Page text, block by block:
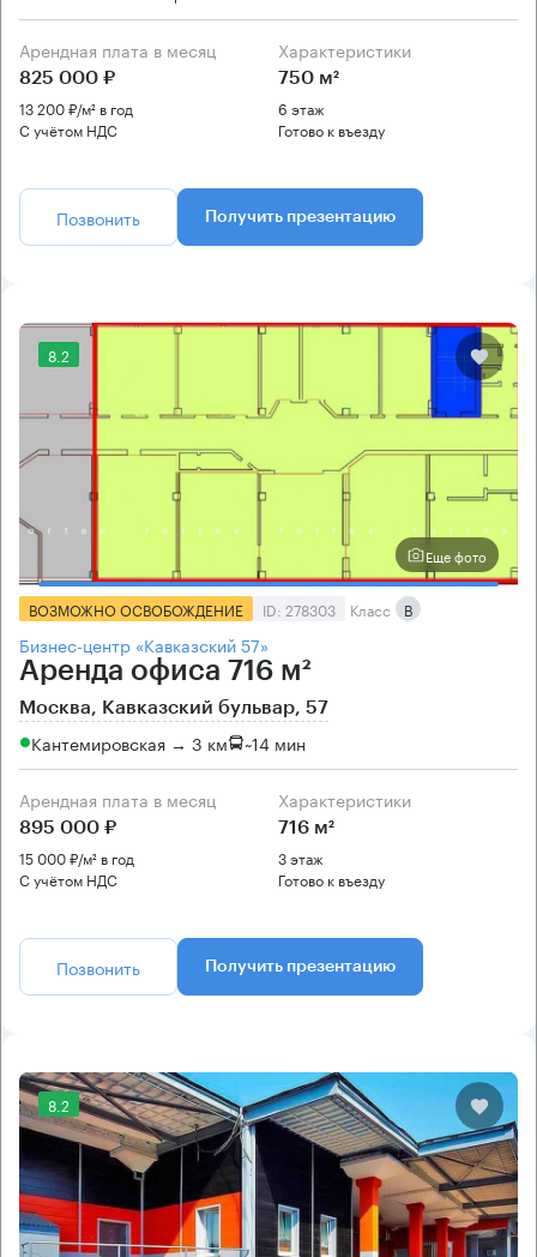
Арендная плата в месяц
825 000 ₽
13 200 ₽/м² в год
С учётом НДС
Характеристики
750 м²
6 этаж
Готово к въезду
Позвонить Получить презентацию
8.2
Еще фото
ВОЗМОЖНО ОСВОБОЖДЕНИЕ ID: 278303 Класс B
Бизнес-центр «Кавказский 57»
Аренда офиса 716 м²
Москва, Кавказский бульвар, 57
Кантемировская → 3 км ~14 мин
Арендная плата в месяц
895 000 ₽
15 000 ₽/м² в год
С учётом НДС
Характеристики
716 м²
3 этаж
Готово к въезду
Позвонить Получить презентацию
8.2